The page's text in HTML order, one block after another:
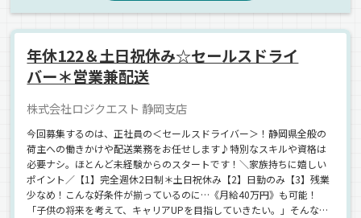
年休122＆土日祝休み☆セールスドライ
バー＊営業兼配送
株式会社ロジクエスト 静岡支店
今回募集するのは、正社員の＜セールスドライバー＞！静岡県全般の
荷主への働きかけや配送業務をお任せします♪特別なスキルや資格は
必要ナシ。ほとんど未経験からのスタートです！＼家族持ちに嬉しい
ポイント／【1】完全週休2日制＊土日祝休み【2】日勤のみ【3】残業
少なめ！こんな好条件が揃っているのに…《月給40万円》も可能！
「子供の将来を考えて、キャリアUPを目指していきたい。」そんなア